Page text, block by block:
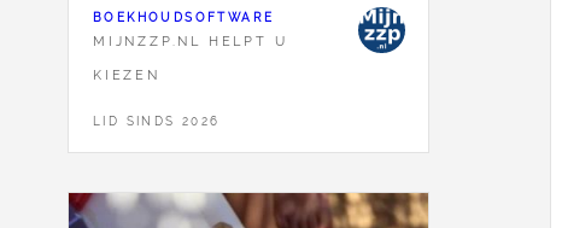
BOEKHOUDSOFTWARE
MIJNZZP.NL HELPT U
KIEZEN
LID SINDS 2026